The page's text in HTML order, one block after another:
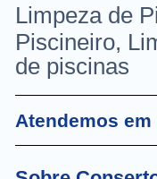
Limpeza de
Piscineiro,
de piscinas
Atendemos